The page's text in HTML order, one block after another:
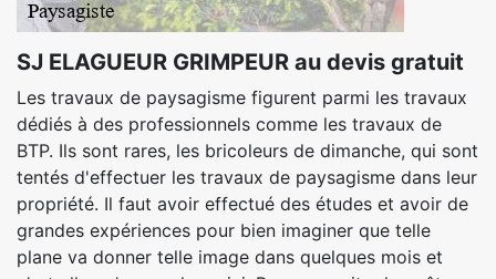
SJ ELAGUEUR GRIMPEUR au devis gratuit
Les travaux de paysagisme figurent parmi les travaux
dédiés à des professionnels comme les travaux de
BTP. Ils sont rares, les bricoleurs de dimanche, qui sont
tentés d'effectuer les travaux de paysagisme dans leur
propriété. Il faut avoir effectué des études et avoir de
grandes expériences pour bien imaginer que telle
plane va donner telle image dans quelques mois et